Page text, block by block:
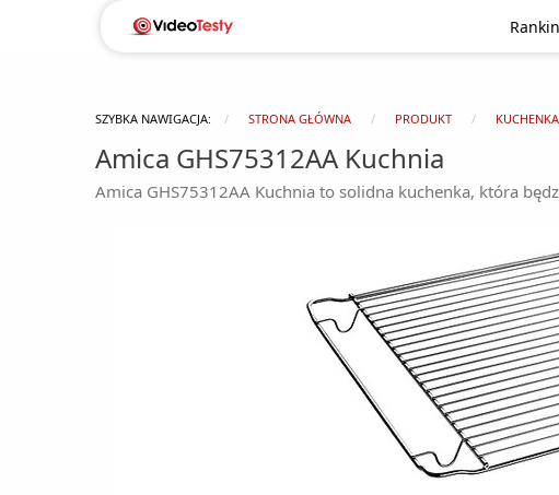
SZYBKA NAWIGACJA: STRONA GŁÓWNA PRODUKT
Amica GHS75312AA Kuchnia
Amica GHS75312AA Kuchnia to solidna kuchenka, która